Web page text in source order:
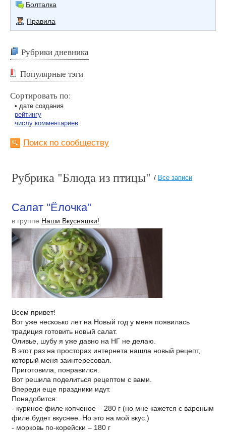
Болталка
Правила
Рубрики дневника
Популярные тэги
Сортировать по:
• дате создания
рейтингу
числу комментариев
Поиск по сообществу
Рубрика "Блюда из птицы" / Все записи
Салат "Ёлочка"
в группе Наши Вкусняшки!
Всем привет!
Вот уже нескоько лет на Новый год у меня появилась
традиция готовить новый салат.
Оливье, шубу я уже давно на НГ не делаю.
В этот раз на просторах интернета нашла новый рецепт,
который меня заинтересовал.
Приготовила, понравился.
Вот решила поделиться рецептом с вами.
Впереди еще праздники идут.
Понадобится:
- куриное филе копченое – 280 г (но мне кажется с вареным
филе будет вкуснее. Но это на мой вкус.)
- морковь по-корейски – 180 г